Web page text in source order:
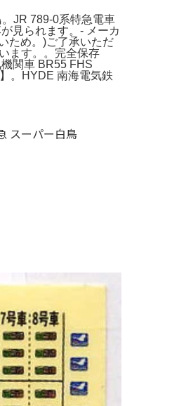
JR 789-0系特急電車
見られます。- メーカ
ため。)ご了承いただ
ます。。完全保存
関車 BR55 FHS
。HYDE 南海電気鉄